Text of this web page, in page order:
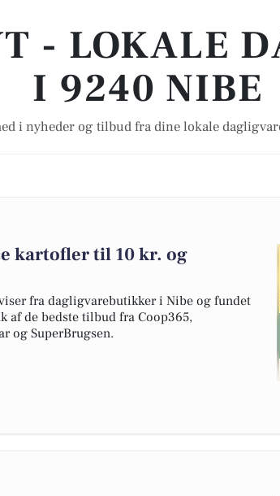
- LOKALE
I 9240 NIBE
i nyheder og tilbud fra dine lokale
kartofler til 10 kr. og
fra dagligvarebutikker i Nibe og fundet
af de bedste tilbud fra Coop365,
og SuperBrugsen.